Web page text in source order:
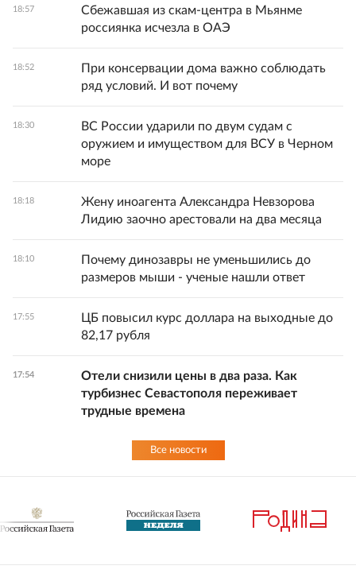
18:57
Сбежавшая из скам-центра в Мьянме
россиянка исчезла в ОАЭ
18:52
При консервации дома важно соблюдать
ряд условий. И вот почему
18:30
ВС России ударили по двум судам с
оружием и имуществом для ВСУ в Черном
море
18:18
Жену иноагента Александра Невзорова
Лидию заочно арестовали на два месяца
18:10
Почему динозавры не уменьшились до
размеров мыши - ученые нашли ответ
17:55
ЦБ повысил курс доллара на выходные до
82,17 рубля
17:54
Отели снизили цены в два раза. Как
турбизнес Севастополя переживает
трудные времена
Все новости